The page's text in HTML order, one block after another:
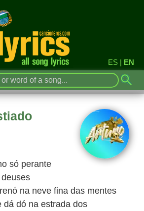
ES | EN
só perante
na neve fina das mentes
dá dó na estrada dos